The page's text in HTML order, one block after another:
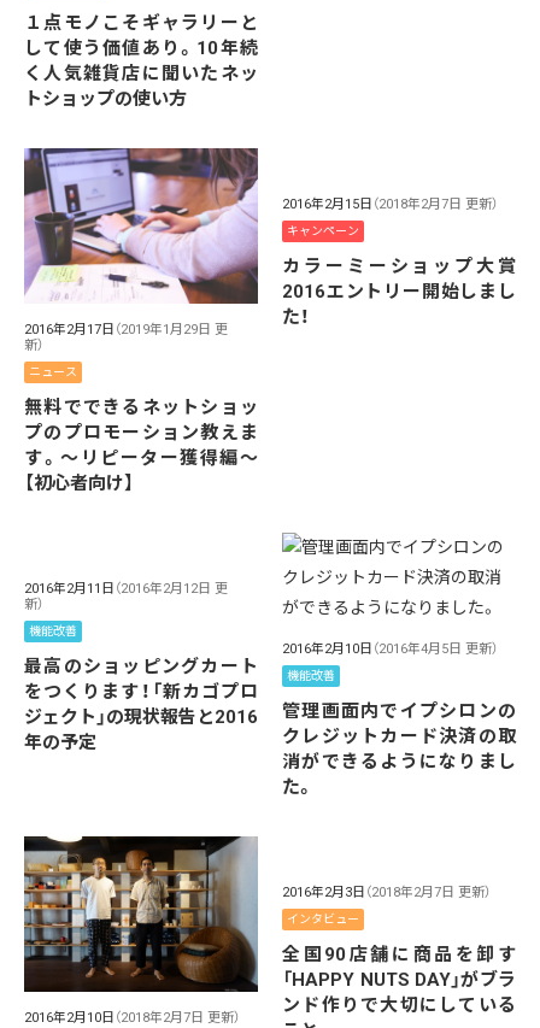
１点モノこそギャラリーと
して使う価値あり。10年続
く人気雑貨店に聞いたネッ
トショップの使い方
2016年2月17日 （2019年1月29日 更
新）
ニュース
無料でできるネットショッ
プのプロモーション教えま
す。〜リピーター獲得編〜
【初心者向け】
2016年2月15日 （2018年2月7日 更新）
キャンペーン
カラーミーショップ大賞
2016エントリー開始しまし
た！
2016年2月11日 （2016年2月12日 更
新）
機能改善
最高のショッピングカート
をつくります！「新カゴプロ
ジェクト」の現状報告と2016
年の予定
2016年2月10日 （2016年4月5日 更新）
機能改善
管理画面内でイプシロンの
クレジットカード決済の取
消ができるようになりまし
た。
2016年2月10日 （2018年2月7日 更新）
2016年2月3日 （2018年2月7日 更新）
インタビュー
全国90店舗に商品を卸す
「HAPPY NUTS DAY」がブラ
ンド作りで大切にしている